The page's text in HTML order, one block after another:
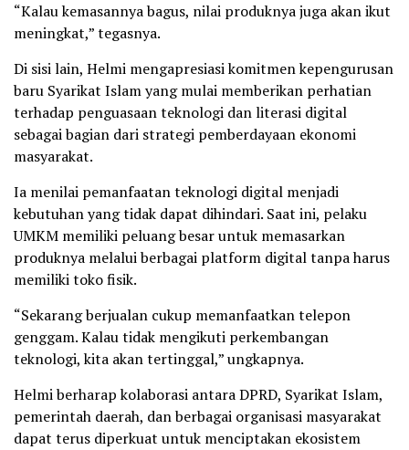
“Kalau kemasannya bagus, nilai produknya juga akan ikut
meningkat,” tegasnya.
Di sisi lain, Helmi mengapresiasi komitmen kepengurusan
baru Syarikat Islam yang mulai memberikan perhatian
terhadap penguasaan teknologi dan literasi digital
sebagai bagian dari strategi pemberdayaan ekonomi
masyarakat.
Ia menilai pemanfaatan teknologi digital menjadi
kebutuhan yang tidak dapat dihindari. Saat ini, pelaku
UMKM memiliki peluang besar untuk memasarkan
produknya melalui berbagai platform digital tanpa harus
memiliki toko fisik.
“Sekarang berjualan cukup memanfaatkan telepon
genggam. Kalau tidak mengikuti perkembangan
teknologi, kita akan tertinggal,” ungkapnya.
Helmi berharap kolaborasi antara DPRD, Syarikat Islam,
pemerintah daerah, dan berbagai organisasi masyarakat
dapat terus diperkuat untuk menciptakan ekosistem